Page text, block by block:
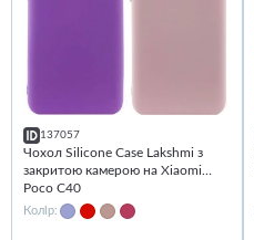
137057
Чохол Silicone Case Lakshmi з
закритою камерою на Xiaomi
Poco C40
Колір: